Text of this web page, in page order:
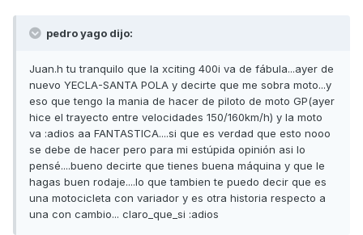
pedro yago dijo:
Juan.h tu tranquilo que la xciting 400i va de fábula...ayer de
nuevo YECLA-SANTA POLA y decirte que me sobra moto...y
eso que tengo la mania de hacer de piloto de moto GP(ayer
hice el trayecto entre velocidades 150/160km/h) y la moto
va :adios aa FANTASTICA....si que es verdad que esto nooo
se debe de hacer pero para mi estúpida opinión asi lo
pensé....bueno decirte que tienes buena máquina y que le
hagas buen rodaje....lo que tambien te puedo decir que es
una motocicleta con variador y es otra historia respecto a
una con cambio... claro_que_si :adios